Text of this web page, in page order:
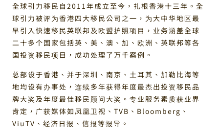
全球引力移民自2011年成立至今，扎根香港十三年。全
球引力被评为香港四大移民公司之一，为大中华地区最
早引入快速移民英联邦及欧盟护照项目，业务涵盖全球
二十多个国家包括英、美、澳、加、欧洲、英联邦等各
国投资移民项目，成功处理了万千案例。
总部设于香港、并于深圳、南京、土耳其、加勒比海等
地均设有办事处，连续多年获得年度最杰出投资移民品
牌大奖及年度最佳移民顾问大奖。专业服务素质获业界
肯定，广获媒体如凤凰卫视、TVB、Bloomberg、
ViuTV、经济日报、信报等报导。